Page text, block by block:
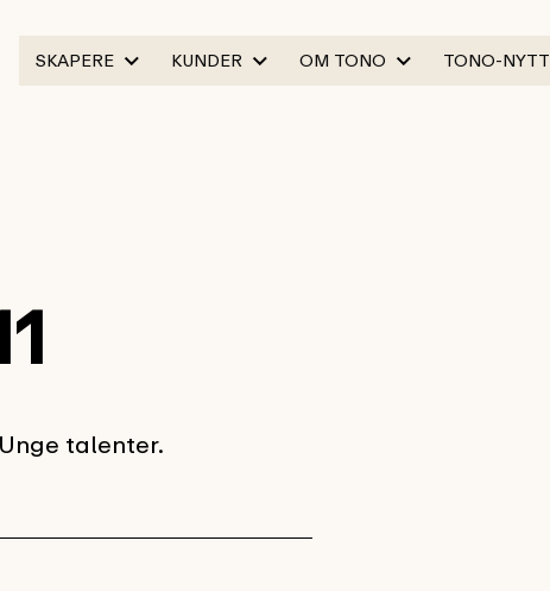
SKAPERE KUNDER OM TONO TONO-NYTT
talenter.